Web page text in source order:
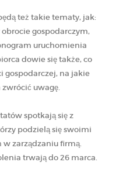
też takie tematy, jak:
gospodarczym,
uruchomienia
dowie się także, co
gospodarczej, na jakie
uwagę.
spotkają się z
podzielą się swoimi
zarządzaniu firmą.
trwają do 26 marca.